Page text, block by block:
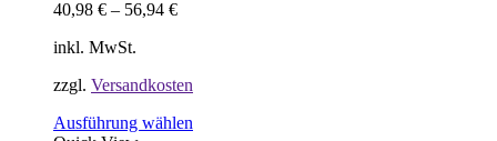
40,98 € – 56,94 €
inkl. MwSt.
zzgl. Versandkosten
Ausführung wählen